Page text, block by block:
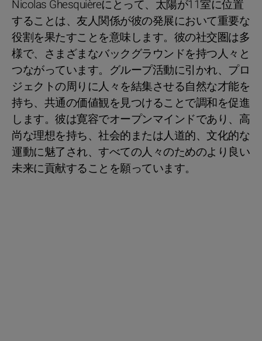
Nicolas Ghesquièreにとって、太陽が11室に位置
することは、友人関係が彼の発展において重要な
役割を果たすことを意味します。彼の社交圏は多
様で、さまざまなバックグラウンドを持つ人々と
つながっています。グループ活動に引かれ、プロ
ジェクトの周りに人々を結集させる自然な才能を
持ち、共通の価値観を見つけることで調和を促進
します。彼は寛容でオープンマインドであり、高
尚な理想を持ち、社会的または人道的、文化的な
運動に魅了され、すべての人々のためのより良い
未来に貢献することを願っています。